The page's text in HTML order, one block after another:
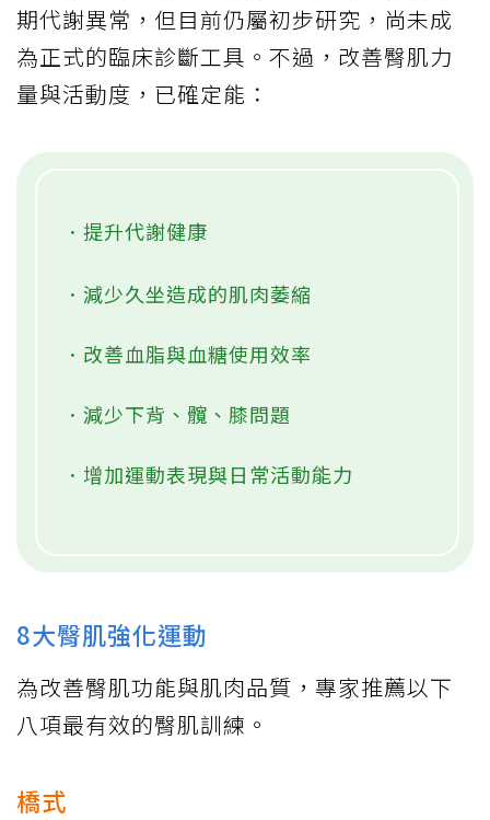
期代謝異常，但目前仍屬初步研究，尚未成
為正式的臨床診斷工具。不過，改善臀肌力
量與活動度，已確定能：
．提升代謝健康
．減少久坐造成的肌肉萎縮
．改善血脂與血糖使用效率
．減少下背、髖、膝問題
．增加運動表現與日常活動能力
8大臀肌強化運動
為改善臀肌功能與肌肉品質，專家推薦以下
八項最有效的臀肌訓練。
橋式